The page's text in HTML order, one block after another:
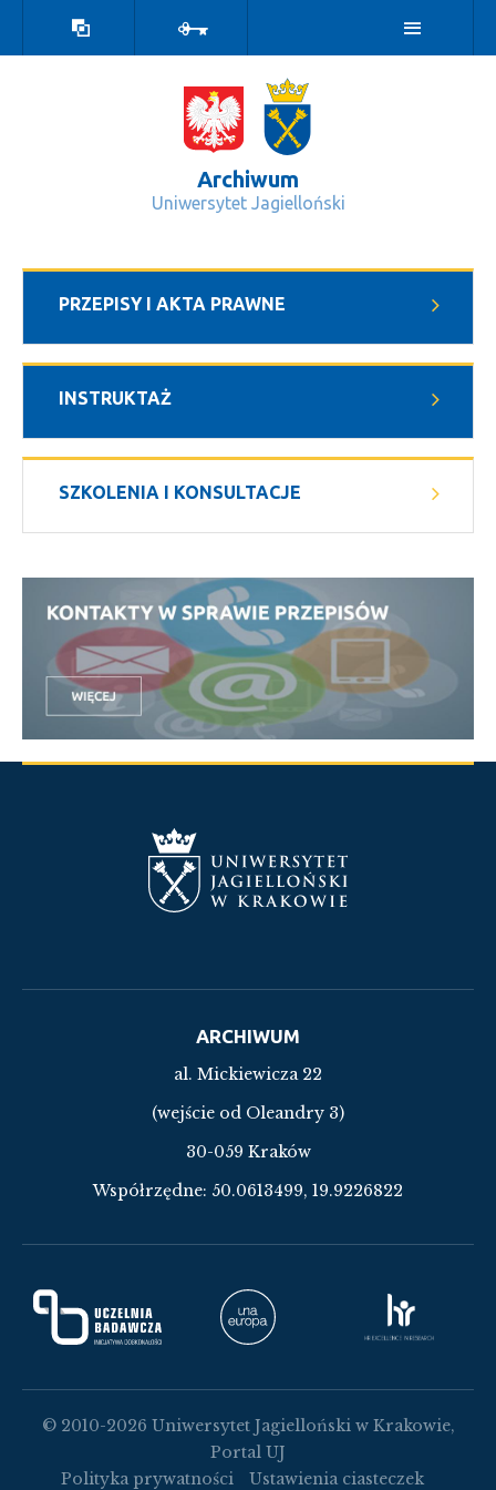
kontrastowa
Archiwum
Uniwersytet Jagielloński
PRZEPISY I AKTA PRAWNE
INSTRUKTAŻ
SZKOLENIA I KONSULTACJE
ARCHIWUM
al. Mickiewicza 22
(wejście od Oleandry 3)
30-059 Kraków
Współrzędne: 50.0613499, 19.9226822
© 2010-2026 Uniwersytet Jagielloński w Krakowie,
Portal UJ
Polityka prywatności
Ustawienia ciasteczek